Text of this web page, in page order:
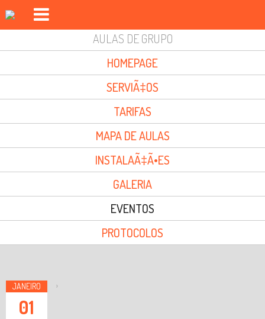
PISCINAS FOZ DO CÃVADO
PISCINAS FORJÃ£ES
GINÃSIO
AULAS DE GRUPO
DAY SPA
DESPORTO OUTDOOR
AUDITÃ“RIO
INSCRIÃ§ÃΜES
EVENTOS
AULAS DE GRUPO
HOMEPAGE
SERVIÃ‡OS
TARIFAS
MAPA DE AULAS
INSTALAÃ‡Ã•ES
GALERIA
EVENTOS
PROTOCOLOS
JANEIRO
01
›